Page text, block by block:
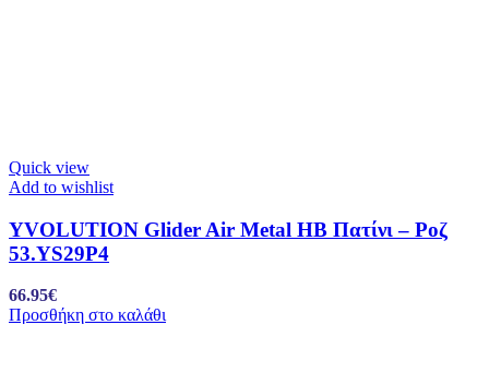
Quick view
Add to wishlist
YVOLUTION Glider Air Metal HB Πατίνι – Ροζ
53.YS29P4
66.95€
Προσθήκη στο καλάθι